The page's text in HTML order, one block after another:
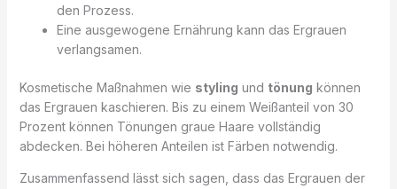
den Prozess.
Eine ausgewogene Ernährung kann das Ergrauen
verlangsamen.
Kosmetische Maßnahmen wie styling und tönung können
das Ergrauen kaschieren. Bis zu einem Weißanteil von 30
Prozent können Tönungen graue Haare vollständig
abdecken. Bei höheren Anteilen ist Färben notwendig.
Zusammenfassend lässt sich sagen, dass das Ergrauen der